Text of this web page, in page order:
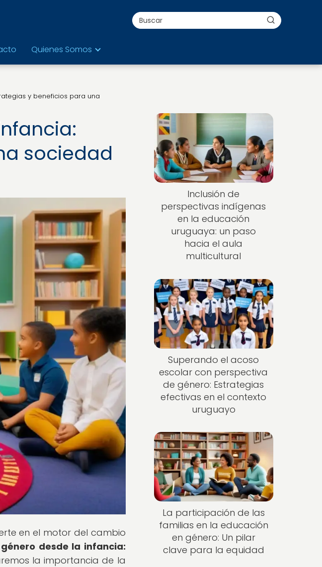
Quienes Somos
y beneficios para una
sociedad
en el motor del cambio
desde la infancia:
la importancia de la
Inclusión de
perspectivas indígenas
en la educación
uruguaya: un paso
hacia el aula
multicultural
Superando el acoso
escolar con perspectiva
de género: Estrategias
efectivas en el contexto
uruguayo
La participación de las
familias en la educación
en género: Un pilar
clave para la equidad